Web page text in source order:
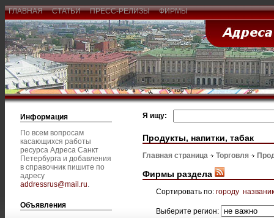
ГЛАВНАЯ СТАТЬИ ПРЕСС-РЕЛИЗЫ ФИРМЫ
Информация
По всем вопросам
касающихся работы
ресурса Адреса Санкт
Петербурга и добавления
в справочник пишите по
адресу
addressrus@mail.ru.
Объявления
Я ищу:
Продукты, напитки, табак
Главная страница Торговля
Фирмы раздела
Сортировать по: городу
Выберите регион: